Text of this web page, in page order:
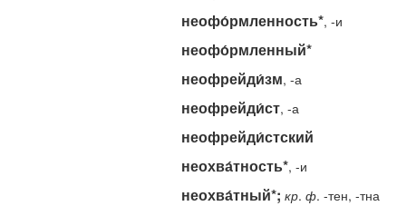
неофо́рмленность*, -и
неофо́рмленный*
неофрейди́зм, -а
неофрейди́ст, -а
неофрейди́стский
неохва́тность*, -и
неохва́тный*; кр. ф. -тен, -тна